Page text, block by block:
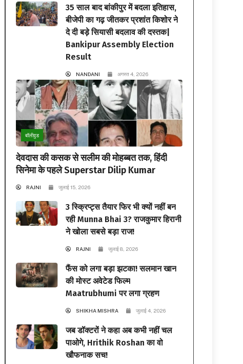
35 साल बाद बांकीपुर में बदला इतिहास,
बीजेपी का गढ़ जीतकर प्रशांत किशोर ने
दे दी बड़े सियासी बदलाव की दस्तक|
Bankipur Assembly Election
Result
NANDANI अगस्त 4, 2026
बॉलीवुड
देवदास की कसक से सलीम की मोहब्बत तक, हिंदी
सिनेमा के पहले Superstar Dilip Kumar
RAJNI जुलाई 15, 2026
3 स्क्रिप्ट्स तैयार फिर भी क्यों नहीं बन
रही Munna Bhai 3? राजकुमार हिरानी
ने खोला सबसे बड़ा राज!
RAJNI जुलाई 8, 2026
फैंस को लगा बड़ा झटका! सलमान खान
की मोस्ट अवेटेड फिल्म
Maatrubhumi पर लगा ग्रहण
SHIKHA MISHRA जुलाई 4, 2026
जब डॉक्टरों ने कहा अब कभी नहीं चल
पाओगे, Hrithik Roshan का वो
खौफनाक सच!